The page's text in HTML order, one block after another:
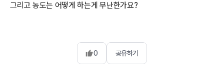
그리고 농도는 어떻게 하는게 무난한가요?
0 공유하기